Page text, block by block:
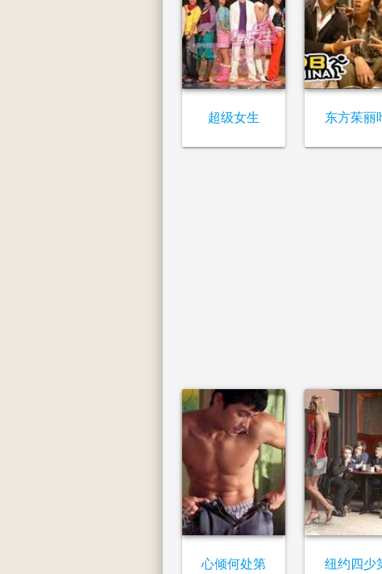
超级女生 东方茱丽
心倾何处第 纽约四少